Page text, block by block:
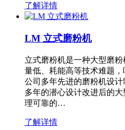
了解详情
LM 立式磨粉机
立式磨粉机是一种大型磨
量低、耗能高等技术难题
公司多年先进的磨粉机设
多年的潜心设计改进后的
理可靠的…
了解详情